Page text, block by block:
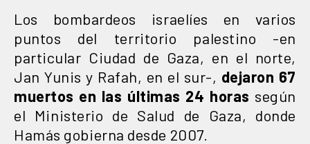
Los bombardeos israelíes en varios
puntos del territorio palestino -en
particular Ciudad de Gaza, en el norte,
Jan Yunis y Rafah, en el sur-, dejaron 67
muertos en las últimas 24 horas según
el Ministerio de Salud de Gaza, donde
Hamás gobierna desde 2007.